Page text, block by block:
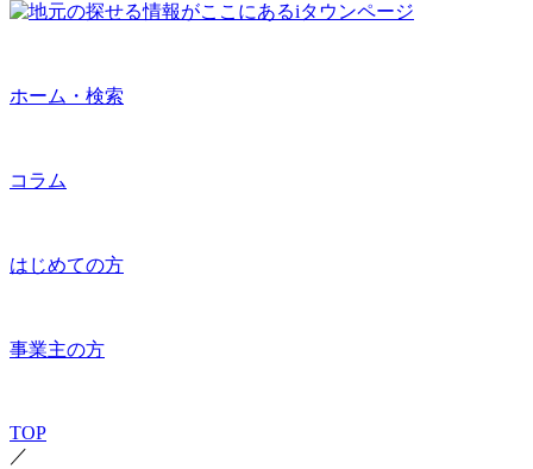
ホーム・検索
コラム
はじめての方
事業主の方
TOP
／